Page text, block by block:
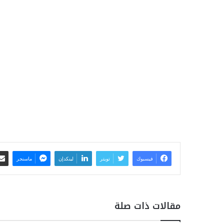
فيسبوك تويتر لينكدإن ماسنجر
مقالات ذات صلة